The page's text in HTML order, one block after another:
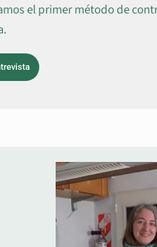
el primer método de